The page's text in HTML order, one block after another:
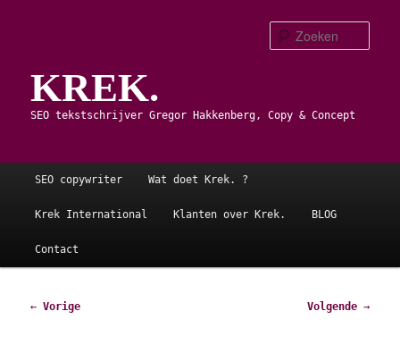
primaire
inhoudKREK.
SEO tekstschrijver Gregor Hakkenberg, Copy & Concept
Hoofdmenu
SEO copywriter Wat doet Krek. ?
Krek International Klanten over Krek. BLOG
Contact
Bericht
← Vorige Volgende →